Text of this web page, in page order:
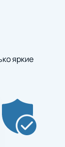
а также
забот, то
полное
яркие